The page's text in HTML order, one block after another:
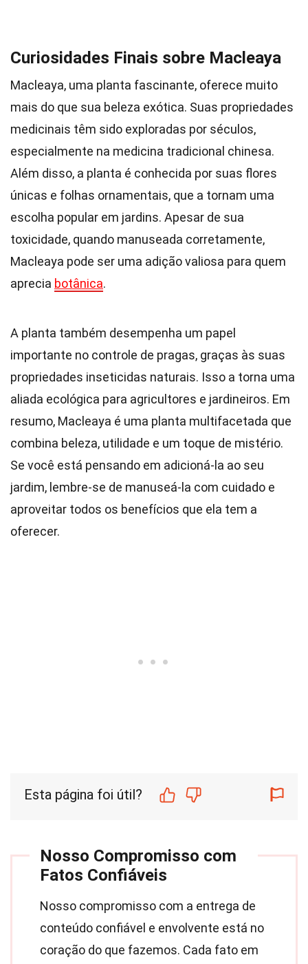
Curiosidades Finais sobre Macleaya
Macleaya, uma planta fascinante, oferece muito
mais do que sua beleza exótica. Suas propriedades
medicinais têm sido exploradas por séculos,
especialmente na medicina tradicional chinesa.
Além disso, a planta é conhecida por suas flores
únicas e folhas ornamentais, que a tornam uma
escolha popular em jardins. Apesar de sua
toxicidade, quando manuseada corretamente,
Macleaya pode ser uma adição valiosa para quem
aprecia botânica.
A planta também desempenha um papel
importante no controle de pragas, graças às suas
propriedades inseticidas naturais. Isso a torna uma
aliada ecológica para agricultores e jardineiros. Em
resumo, Macleaya é uma planta multifacetada que
combina beleza, utilidade e um toque de mistério.
Se você está pensando em adicioná-la ao seu
jardim, lembre-se de manuseá-la com cuidado e
aproveitar todos os benefícios que ela tem a
oferecer.
Esta página foi útil?
Nosso Compromisso com
Fatos Confiáveis
Nosso compromisso com a entrega de
conteúdo confiável e envolvente está no
coração do que fazemos. Cada fato em